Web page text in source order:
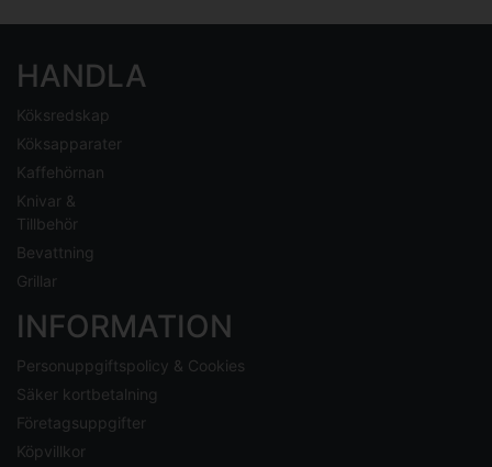
HANDLA
Köksredskap
Köksapparater
Kaffehörnan
Knivar &
Tillbehör
Bevattning
Grillar
INFORMATION
Personuppgiftspolicy & Cookies
Säker kortbetalning
Företagsuppgifter
Köpvillkor